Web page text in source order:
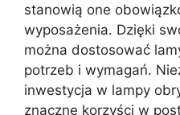
stanowią one
wyposażenia. Dzięki
można dostosować
potrzeb i wymagań.
inwestycja w lampy
znaczne korzyści w